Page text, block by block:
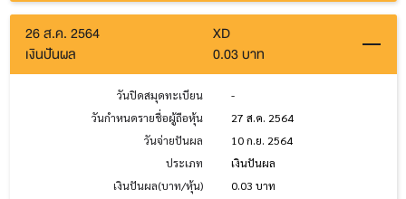
26 ส.ค. 2564
XD
เงินปันผล
0.03 บาท
วันปิดสมุดทะเบียน
-
วันกำหนดรายชื่อผู้ถือหุ้น
27 ส.ค. 2564
วันจ่ายปันผล
10 ก.ย. 2564
ประเภท
เงินปันผล
เงินปันผล(บาท/หุ้น)
0.03 บาท